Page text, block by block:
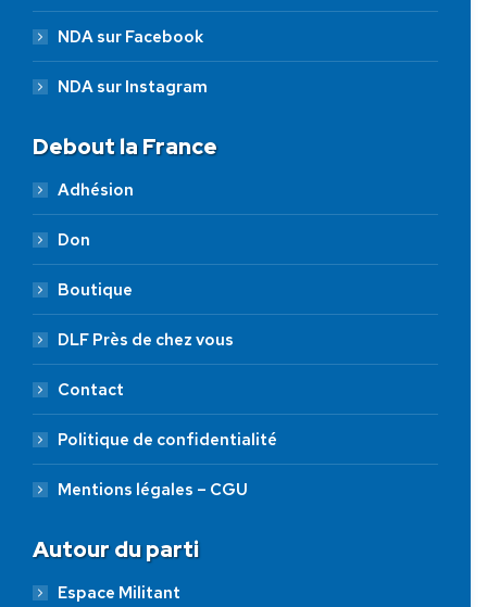
NDA sur Facebook
NDA sur Instagram
Debout la France
Adhésion
Don
Boutique
DLF Près de chez vous
Contact
Politique de confidentialité
Mentions légales – CGU
Autour du parti
Espace Militant